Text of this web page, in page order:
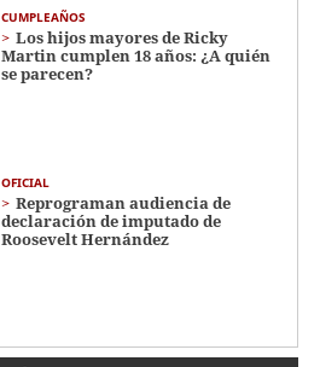
CUMPLEAÑOS
Los hijos mayores de Ricky
Martin cumplen 18 años: ¿A quién
se parecen?
OFICIAL
Reprograman audiencia de
declaración de imputado de
Roosevelt Hernández